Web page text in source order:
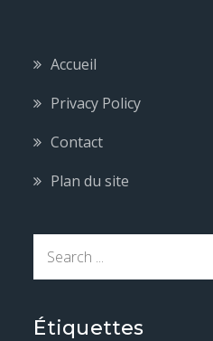
Accueil
Privacy Policy
Contact
Plan du site
r
Étiquettes